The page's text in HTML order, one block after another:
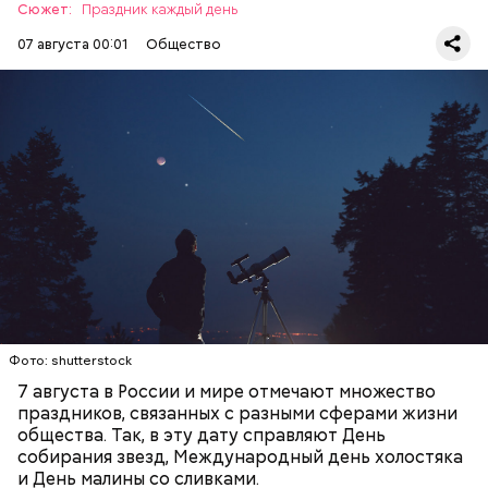
Сюжет:
Праздник каждый день
07 августа 00:01
Общество
Фото: shutterstock
7 августа в России и мире отмечают множество
праздников, связанных с разными сферами жизни
общества. Так, в эту дату справляют День
собирания звезд, Международный день холостяка
и День малины со сливками.
День собирания звезд учрежден в честь
метеорного потока Персеиды, который ежегодно
можно наблюдать в августе. Все любители
смотреть на звездопад 7 августа выезжают за
город — в местность, где нет светового
загрязнения и где можно невооруженным глазом
наблюдать за падающими звездами.
ЕДА ПРАЗДНИКИ
СЛАДОСТИ
— Кабачки, порезанные кубиками, нужно легко
обжарить на сковороде. К ним добавляются зелень
петрушки, чеснок, соль и оливковое масло.
Получается очень вкусно, — поделился рецептом
Копылов.
с сахарным диабетом;
лишним весом.